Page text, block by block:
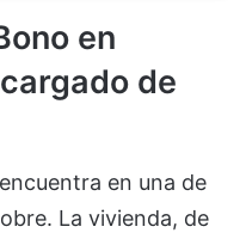
en
de
en una de
La vivienda, de